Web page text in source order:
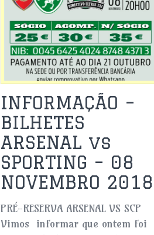
INFORMAÇÃO –
BILHETES
ARSENAL vs
SPORTING – 08
NOVEMBRO 2018
PRÉ-RESERVA ARSENAL VS SCP
Vimos informar que ontem foi